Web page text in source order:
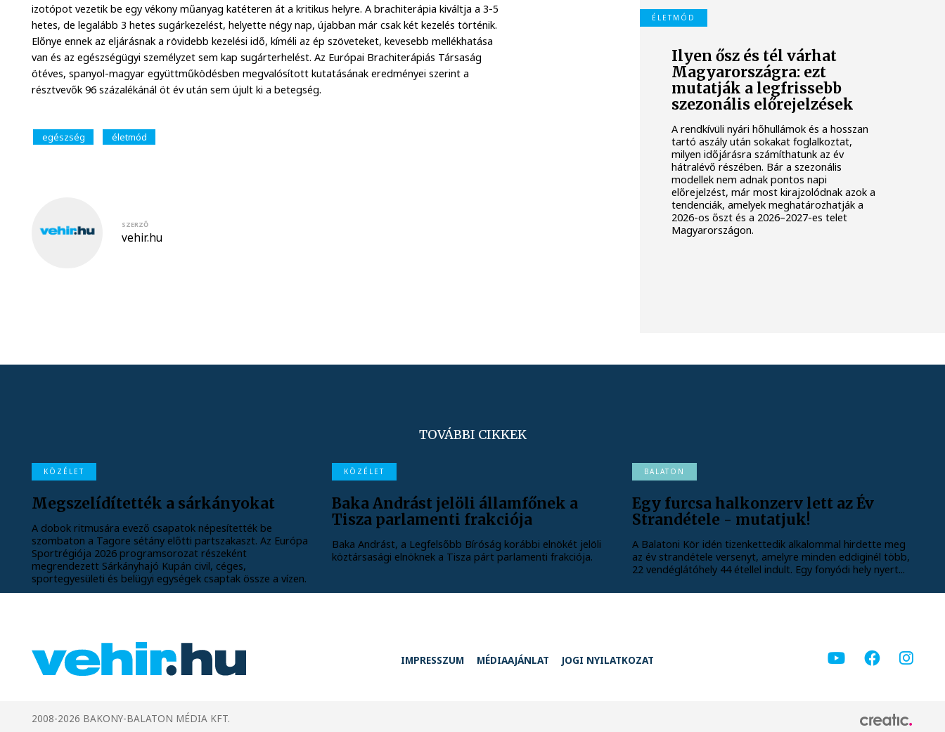
izotópot vezetik be egy vékony műanyag katéteren át a kritikus helyre. A brachiterápia kiváltja a 3-5
hetes, de legalább 3 hetes sugárkezelést, helyette négy nap, újabban már csak két kezelés történik.
Előnye ennek az eljárásnak a rövidebb kezelési idő, kíméli az ép szöveteket, kevesebb mellékhatása
van és az egészségügyi személyzet sem kap sugárterhelést. Az Európai Brachiterápiás Társaság
ötéves, spanyol-magyar együttműködésben megvalósított kutatásának eredményei szerint a
résztvevők 96 százalékánál öt év után sem újult ki a betegség.
egészség életmód
SZERZŐ
vehir.hu
ÉLETMÓD
Ilyen ősz és tél várhat
Magyarországra: ezt
mutatják a legfrissebb
szezonális előrejelzések
A rendkívüli nyári hőhullámok és a hosszan
tartó aszály után sokakat foglalkoztat,
milyen időjárásra számíthatunk az év
hátralévő részében. Bár a szezonális
modellek nem adnak pontos napi
előrejelzést, már most kirajzolódnak azok a
tendenciák, amelyek meghatározhatják a
2026-os őszt és a 2026–2027-es telet
Magyarországon.
TOVÁBBI CIKKEK
KÖZÉLET
Megszelídítették a sárkányokat
A dobok ritmusára evező csapatok népesítették be
szombaton a Tagore sétány előtti partszakaszt. Az Európa
Sportrégiója 2026 programsorozat részeként
megrendezett Sárkányhajó Kupán civil, céges,
sportegyesületi és belügyi egységek csaptak össze a vízen.
KÖZÉLET
Baka Andrást jelöli államfőnek a
Tisza parlamenti frakciója
Baka Andrást, a Legfelsőbb Bíróság korábbi elnökét jelöli
köztársasági elnöknek a Tisza párt parlamenti frakciója.
BALATON
Egy furcsa halkonzerv lett az Év
Strandétele - mutatjuk!
A Balatoni Kör idén tizenkettedik alkalommal hirdette meg
az év strandétele versenyt, amelyre minden eddiginél több,
22 vendéglátóhely 44 étellel indult. Egy fonyódi hely nyert...
IMPRESSZUM MÉDIAAJÁNLAT JOGI NYILATKOZAT
2008-2026 BAKONY-BALATON MÉDIA KFT.